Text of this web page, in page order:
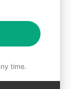
are the
registered
time.